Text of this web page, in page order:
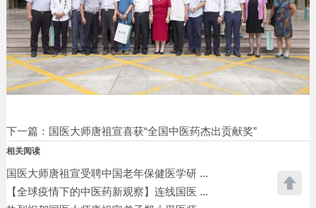
下一篇： 国医大师唐祖宣喜获“全国中医药杰出贡献奖”
相关阅读
国医大师唐祖宣受聘中国老年保健医学研 ...
【全球疫情下的中医药新观察】连线国医 ...